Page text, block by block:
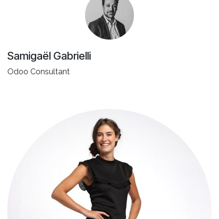
Samigaël Gabrielli
Odoo Consultant